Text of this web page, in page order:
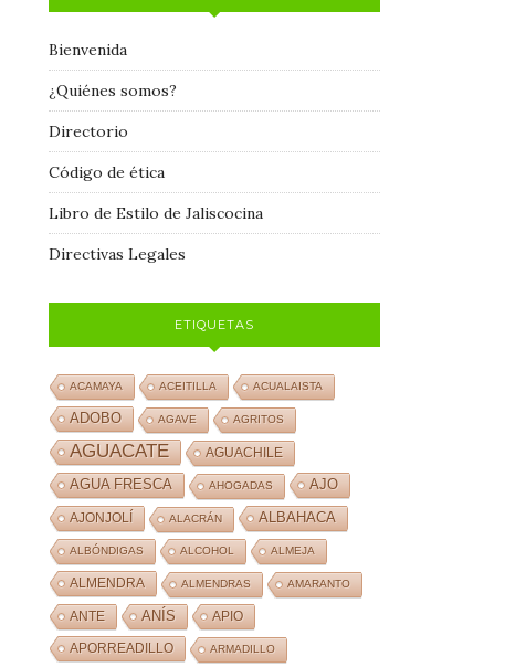
Bienvenida
¿Quiénes somos?
Directorio
Código de ética
Libro de Estilo de Jaliscocina
Directivas Legales
ETIQUETAS
ACAMAYA ACEITILLA ACUALAISTA
ADOBO AGAVE AGRITOS
AGUACATE AGUACHILE
AGUA FRESCA AHOGADAS AJO
AJONJOLÍ ALACRÁN ALBAHACA
ALBÓNDIGAS ALCOHOL ALMEJA
ALMENDRA ALMENDRAS AMARANTO
ANTE ANÍS APIO
APORREADILLO ARMADILLO